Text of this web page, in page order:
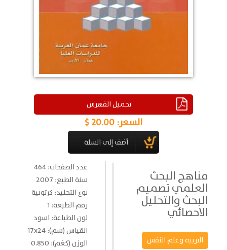
تحميل الفهرس
السعر: 20.00 $
مناهج البحث
العلمي تصميم
البحث والتحليل
الاحصائي
التربية وعلم النفس
عدد الصفحات: 464
سنة الطبع: 2007
نوع التجليد: كرتونية
رقم الطبعة: 1
لون الطباعة: اسود
القياس (سم): 17x24
الوزن (كغم): 0.850